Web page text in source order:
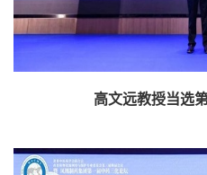
高文远教授当选